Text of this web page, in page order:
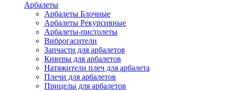
Арбалеты
Арбалеты Блочные
Арбалеты Рекурсивные
Арбалеты-пистолеты
Виброгасители
Запчасти для арбалетов
Киверы для арбалетов
Натяжители плеч для арбалета
Плечи для арбалетов
Прицелы для арбалетов